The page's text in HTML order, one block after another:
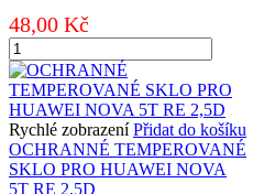
RE
2,5D
množství
48,00 Kč
OCHRANNÉ
TEMPEROVANÉ
SKLO
PRO
APPLE
IPHONE
11
RE
Rychlé zobrazení Přidat do košíku
OCHRANNÉ TEMPEROVANÉ
SKLO PRO HUAWEI NOVA
5T RE 2,5D